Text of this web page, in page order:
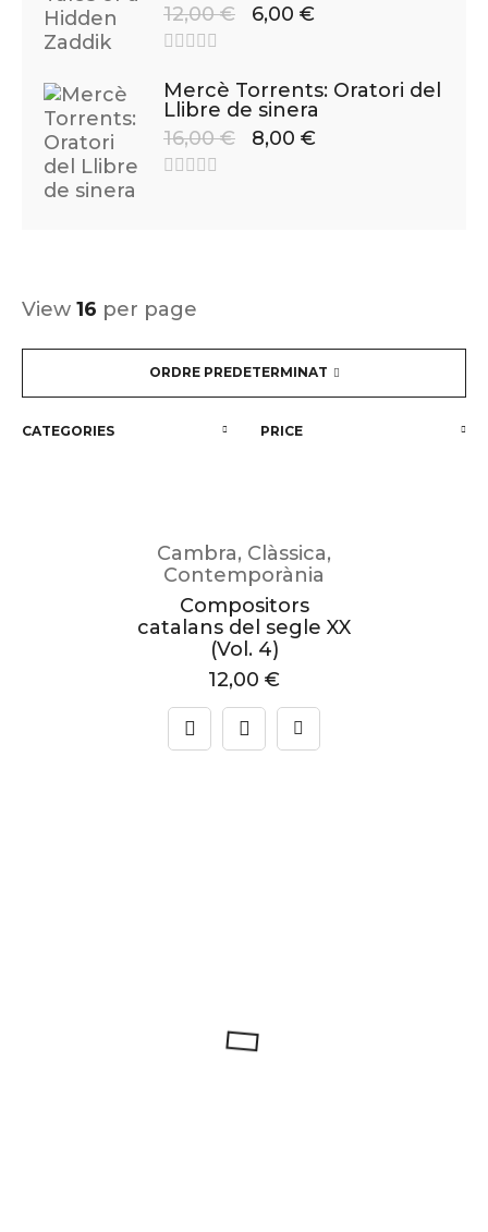
12,00€ 6,00 €
Mercè Torrents: Oratori del
Llibre de sinera
16,00€ 8,00 €
ORDRE PREDETERMINAT
View 16 per page
CATEGORIES PRICE
Cambra, Clàssica,
Contemporània
Compositors
catalans del segle XX
(Vol. 4)
12,00 €